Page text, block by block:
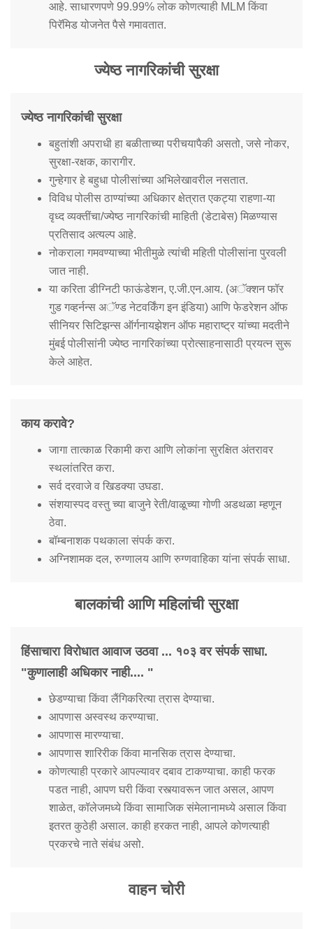
आहे. साधारणपणे 99.99% लोक कोणत्याही MLM किंवा
पिरॅमिड योजनेत पैसे गमावतात.
ज्येष्ठ नागरिकांची सुरक्षा
ज्येष्ठ नागरिकांची सुरक्षा
बहुतांशी अपराधी हा बळीताच्या परीचयापैकी असतो, जसे नोकर,
सुरक्षा-रक्षक, कारागीर.
गुन्हेगार हे बहुधा पोलीसांच्या अभिलेखावरील नसतात.
विविध पोलीस ठाण्यांच्या अधिकार क्षेत्रात एकट्या राहणा-या
वृध्द व्यक्तींचा/ज्येष्ठ नागरिकांची माहिती (डेटाबेस) मिळण्यास
प्रतिसाद अत्यल्प आहे.
नोकराला गमवण्याच्या भीतीमुळे त्यांची महिती पोलीसांना पुरवली
जात नाही.
या करिता डीग्निटी फाऊंडेशन, ए.जी.एन.आय. (अॅक्शन फॉर
गुड गव्हर्नन्स अॅण्ड नेटवर्किंग इन इंडिया) आणि फेडरेशन ऑफ
सीनियर सिटिझन्स ऑर्गनायझेशन ऑफ महाराष्ट्र यांच्या मदतीने
मुंबई पोलीसांनी ज्येष्ठ नागरिकांच्या प्रोत्साहनासाठी प्रयत्न सुरू
केले आहेत.
काय करावे?
जागा तात्काळ रिकामी करा आणि लोकांना सुरक्षित अंतरावर
स्थलांतरित करा.
सर्व दरवाजे व खिडक्या उघडा.
संशयास्पद वस्तु च्या बाजुने रेती/वाळूच्या गोणी अडथळा म्हणून
ठेवा.
बॉम्बनाशक पथकाला संपर्क करा.
अग्निशामक दल, रुग्णालय आणि रुग्णवाहिका यांना संपर्क साधा.
बालकांची आणि महिलांची सुरक्षा
हिंसाचारा विरोधात आवाज उठवा ... १०३ वर संपर्क साधा.
"कुणालाही अधिकार नाही.... "
छेडण्याचा किंवा लैंगिकरित्या त्रास देण्याचा.
आपणास अस्वस्थ करण्याचा.
आपणास मारण्याचा.
आपणास शारिरीक किंवा मानसिक त्रास देण्याचा.
कोणत्याही प्रकारे आपल्यावर दबाव टाकण्याचा. काही फरक
पडत नाही, आपण घरी किंवा रस्त्यावरून जात असल, आपण
शाळेत, कॉलेजमध्ये किंवा सामाजिक संमेलानामध्ये असाल किंवा
इतरत कुठेही असाल. काही हरकत नाही, आपले कोणत्याही
प्रकरचे नाते संबंध असो.
वाहन चोरी